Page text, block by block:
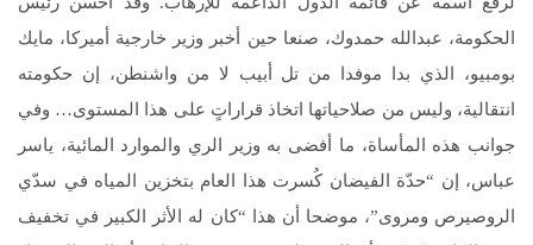
الحكومة، عبدالله حمدوك، صنعا حين أخبر وزير خارجية أميركا، مايك
بومبيو، الذي بدا موفدا من تل أبيب لا من واشنطن، إن حكومته
انتقالية، وليس من صلاحياتها اتخاذ قراراتٍ على هذا المستوى… وفي
جوانب هذه المأساة، ما أفضى به وزير الري والموارد المائية، ياسر
عباس، إن “حدّة الفيضان كُسرت هذا العام بتخزين المياه في سدّي
الروصيرص ومروى”، موضحا أن هذا “كان له الأثر الكبير في تخفيف